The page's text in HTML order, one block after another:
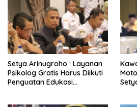
Setya Arinugroho : Layanan
Psikolog Gratis Harus Diikuti
Penguatan Edukasi